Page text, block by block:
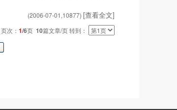
(2006-07-01,10877) [查看全文]
页次： 1/6页 10篇文章/页 转到：